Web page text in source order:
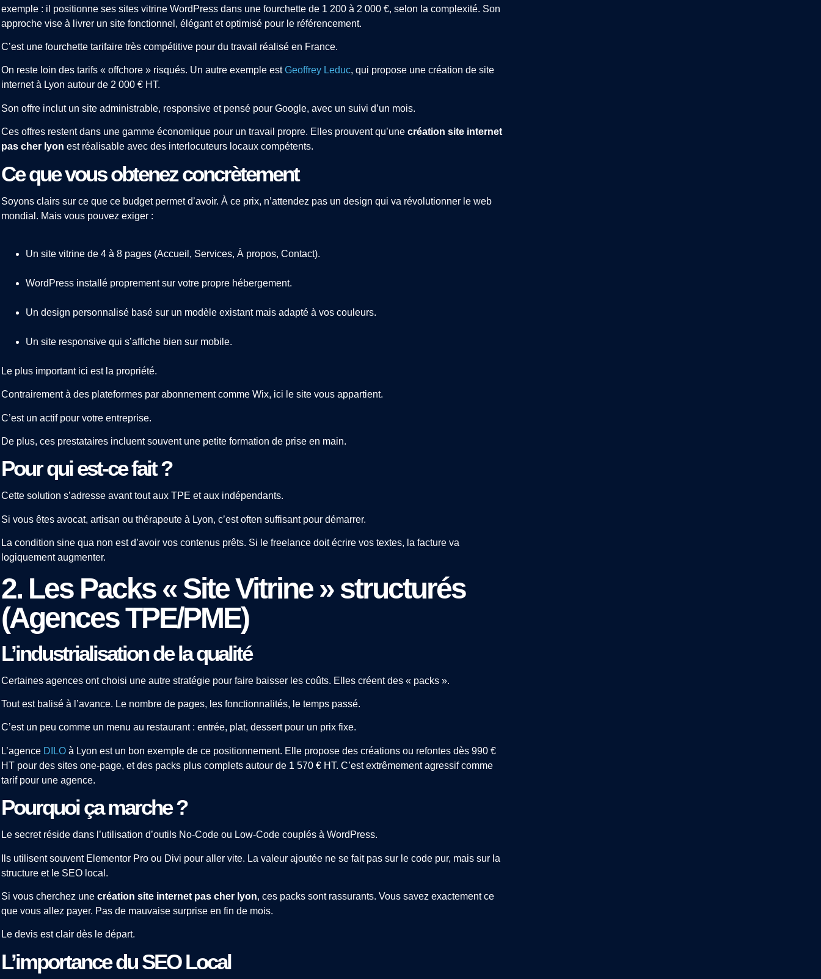
exemple : il positionne ses sites vitrine WordPress dans une fourchette de 1 200 à 2 000 €, selon la complexité. Son
approche vise à livrer un site fonctionnel, élégant et optimisé pour le référencement.
C’est une fourchette tarifaire très compétitive pour du travail réalisé en France.
On reste loin des tarifs « offchore » risqués. Un autre exemple estGeoffrey Leduc, qui propose une création de site
internet à Lyon autour de 2 000 € HT.
Son offre inclut un site administrable, responsive et pensé pour Google, avec un suivi d’un mois.
Ces offres restent dans une gamme économique pour un travail propre. Elles prouvent qu’une création site internet
pas cher lyon est réalisable avec des interlocuteurs locaux compétents.
Ce que vous obtenez concrètement
Soyons clairs sur ce que ce budget permet d’avoir. À ce prix, n’attendez pas un design qui va révolutionner le web
mondial. Mais vous pouvez exiger :
Un site vitrine de 4 à 8 pages (Accueil, Services, À propos, Contact).
WordPress installé proprement sur votre propre hébergement.
Un design personnalisé basé sur un modèle existant mais adapté à vos couleurs.
Un site responsive qui s’affiche bien sur mobile.
Le plus important ici est la propriété.
Contrairement à des plateformes par abonnement comme Wix, ici le site vous appartient.
C’est un actif pour votre entreprise.
De plus, ces prestataires incluent souvent une petite formation de prise en main.
Pour qui est-ce fait ?
Cette solution s’adresse avant tout aux TPE et aux indépendants.
Si vous êtes avocat, artisan ou thérapeute à Lyon, c’est often suffisant pour démarrer.
La condition sine qua non est d’avoir vos contenus prêts. Si le freelance doit écrire vos textes, la facture va
logiquement augmenter.
2. Les Packs « Site Vitrine » structurés
(Agences TPE/PME)
L’industrialisation de la qualité
Certaines agences ont choisi une autre stratégie pour faire baisser les coûts. Elles créent des « packs ».
Tout est balisé à l’avance. Le nombre de pages, les fonctionnalités, le temps passé.
C’est un peu comme un menu au restaurant : entrée, plat, dessert pour un prix fixe.
L’agence DILO à Lyon est un bon exemple de ce positionnement. Elle propose des créations ou refontes dès 990 €
HT pour des sites one-page, et des packs plus complets autour de 1 570 € HT. C’est extrêmement agressif comme
tarif pour une agence.
Pourquoi ça marche ?
Le secret réside dans l’utilisation d’outils No-Code ou Low-Code couplés à WordPress.
Ils utilisent souvent Elementor Pro ou Divi pour aller vite. La valeur ajoutée ne se fait pas sur le code pur, mais sur la
structure et le SEO local.
Si vous cherchez une création site internet pas cher lyon, ces packs sont rassurants. Vous savez exactement ce
que vous allez payer. Pas de mauvaise surprise en fin de mois.
Le devis est clair dès le départ.
L’importance du SEO Local